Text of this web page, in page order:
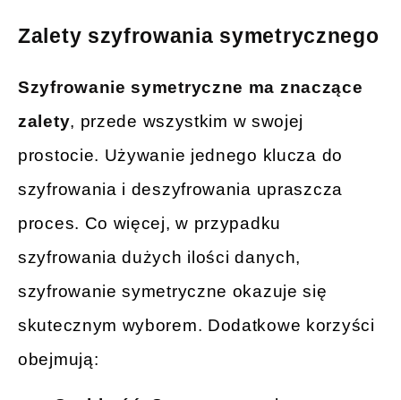
Zalety szyfrowania symetrycznego
Szyfrowanie symetryczne ma znaczące
zalety, przede wszystkim w swojej
prostocie. Używanie jednego klucza do
szyfrowania i deszyfrowania upraszcza
proces. Co więcej, w przypadku
szyfrowania dużych ilości danych,
szyfrowanie symetryczne okazuje się
skutecznym wyborem. Dodatkowe korzyści
obejmują: